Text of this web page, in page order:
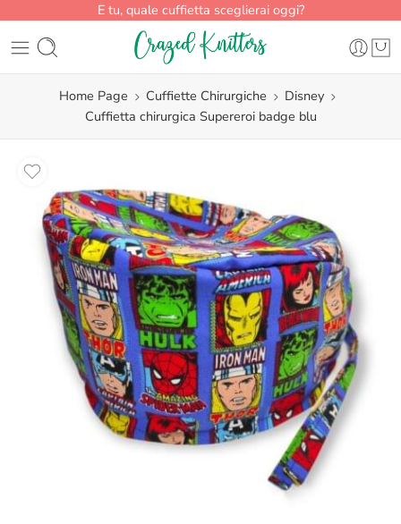
E tu, quale cuffietta sceglierai oggi?
Home Page Cuffiette Chirurgiche
Disney
Cuffietta chirurgica Supereroi badge blu